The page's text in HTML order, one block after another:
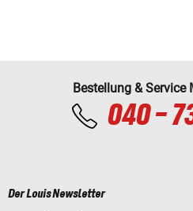
Bestellung & Service
040 -
Der Louis Newsletter